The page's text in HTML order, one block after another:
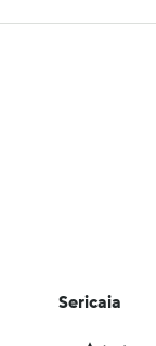
Sericaia